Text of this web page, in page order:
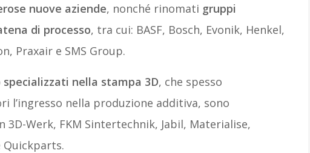
nuove aziende, nonché rinomati gruppi
di processo, tra cui: BASF, Bosch, Evonik, Henkel,
Praxair e SMS Group.
nella stampa 3D, che spesso
l’ingresso nella produzione additiva, sono
Werk, FKM Sintertechnik, Jabil, Materialise,